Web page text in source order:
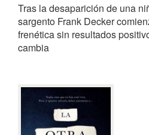
Tras la desaparición de una
sargento Frank Decker
frenética sin resultados
cambia